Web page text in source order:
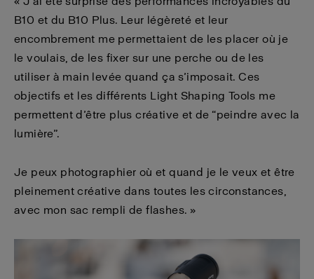
B10 et du B10 Plus. Leur légèreté et leur
encombrement me permettaient de les placer où je
le voulais, de les fixer sur une perche ou de les
utiliser à main levée quand ça s’imposait. Ces
objectifs et les différents Light Shaping Tools me
permettent d’être plus créative et de “peindre avec la
lumière”.
Je peux photographier où et quand je le veux et être
pleinement créative dans toutes les circonstances,
avec mon sac rempli de flashes. »